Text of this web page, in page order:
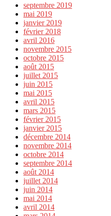
septembre 2019
mai 2019
janvier 2019
février 2018
avril 2016
novembre 2015
octobre 2015
août 2015
juillet 2015
juin 2015
mai 2015
avril 2015
mars 2015
février 2015
janvier 2015
décembre 2014
novembre 2014
octobre 2014
septembre 2014
août 2014
juillet 2014
juin 2014
mai 2014
avril 2014